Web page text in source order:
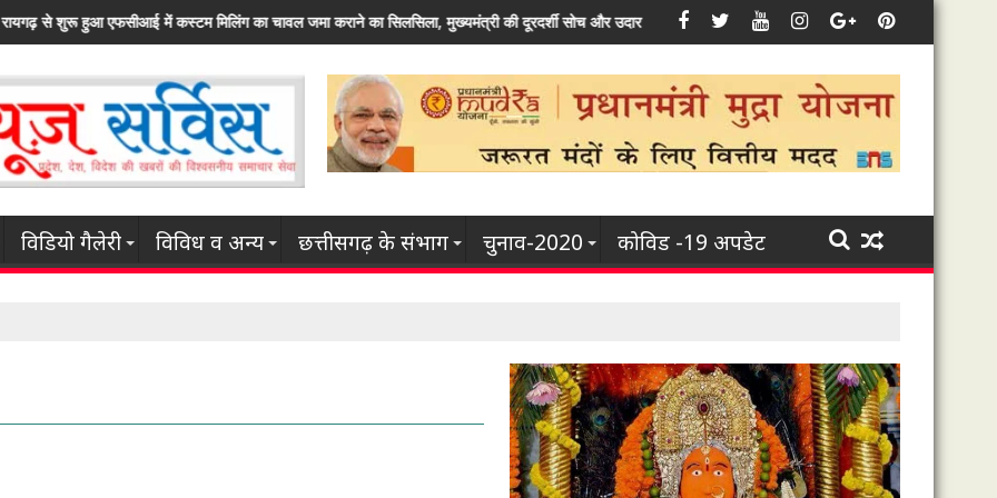
का सिलसिला, मुख्यमंत्री की दूरदर्शी सोच और उदार फैसलों का नतीजाराज्य सरकार कृषि क्षेत्र सहित इससे जुड़े हर उद्यम के विकास के लिए कृत-संकल्पित : मुख्यमंत्री भूपेश बघेल
विडियो गैलेरी विविध व अन्य छत्तीसगढ़ के संभाग चुनाव-2020 कोविड -19 अपडेट